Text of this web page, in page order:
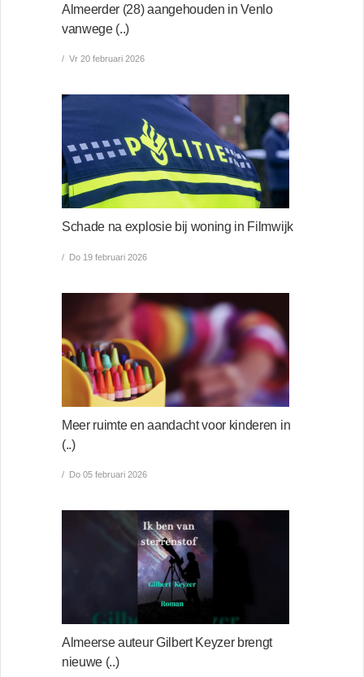
Almeerder (28) aangehouden in Venlo
vanwege (..)
Vr 20 februari 2026
Schade na explosie bij woning in Filmwijk
Do 19 februari 2026
Meer ruimte en aandacht voor kinderen in
(..)
Do 05 februari 2026
Almeerse auteur Gilbert Keyzer brengt
nieuwe (..)